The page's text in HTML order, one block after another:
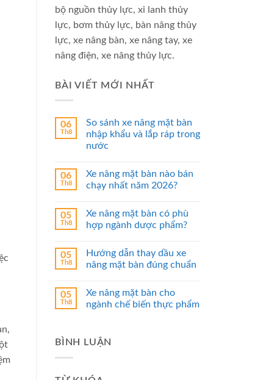
bộ nguồn thủy lực, xi lanh thủy
lực, bơm thủy lực, bàn nâng thủy
lực, xe nâng bàn, xe nâng tay, xe
nâng điện, xe nâng thủy lực.
BÀI VIẾT MỚI NHẤT
06
Th8
So sánh xe nâng mặt bàn
nhập khẩu và lắp ráp trong
nước
06
Th8
Xe nâng mặt bàn nào bán
chạy nhất năm 2026?
05
Th8
Xe nâng mặt bàn có phù
hợp ngành dược phẩm?
05
Th8
Hướng dẫn thay dầu xe
nâng mặt bàn đúng chuẩn
05
Th8
Xe nâng mặt bàn cho
ngành chế biến thực phẩm
BÌNH LUẬN